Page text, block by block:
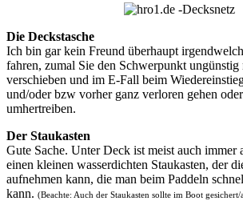
Die Deckstasche
Ich bin gar kein Freund überhaupt
fahren, zumal Sie den Schwerpunkt ungünstig
verschieben und im E-Fall beim
und/oder bzw vorher ganz verloren gehen
umhertreiben.
Der Staukasten
Gute Sache. Unter Deck ist meist auch immer
einen kleinen wasserdichten Staukasten, der
aufnehmen kann, die man beim Paddeln
kann. (Beachte: Auch der Staukasten sollte im Boot